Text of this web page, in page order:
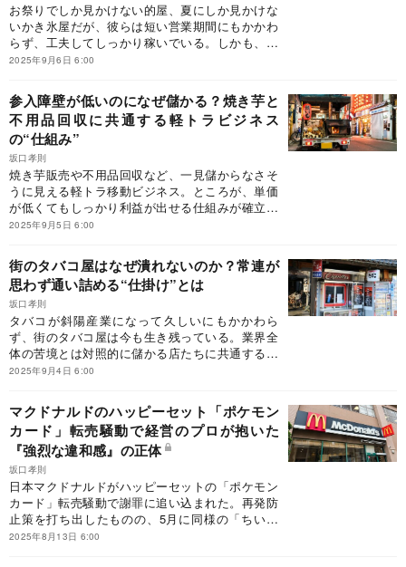
お祭りでしか見かけない的屋、夏にしか見かけな
いかき氷屋だが、彼らは短い営業期間にもかかわ
らず、工夫してしっかり稼いでいる。しかも、イ
ベントの減少や少子化といった逆風に直面しなが
メリットに変える、賢い稼ぎ方とは？
2025年9月6日 6:00
参入障壁が低いのになぜ儲かる？焼き芋と
不用品回収に共通する軽トラビジネス
の“仕組み”
坂口孝則
焼き芋販売や不用品回収など、一見儲からなさそ
うに見える軽トラ移動ビジネス。ところが、単価
が低くてもしっかり利益が出せる仕組みが確立さ
れていた。あなたの仕事にも応用できる、成功す
2025年9月5日 6:00
街のタバコ屋はなぜ潰れないのか？常連が
思わず通い詰める“仕掛け”とは
坂口孝則
タバコが斜陽産業になって久しいにもかかわら
ず、街のタバコ屋は今も生き残っている。業界全
体の苦境とは対照的に儲かる店たちに共通するの
は、モノを売るための考え尽くされた工夫だ。時
か？
2025年9月4日 6:00
マクドナルドのハッピーセット「ポケモン
カード」転売騒動で経営のプロが抱いた
『強烈な違和感』の正体
坂口孝則
日本マクドナルドがハッピーセットの「ポケモン
カード」転売騒動で謝罪に追い込まれた。再発防
止策を打ち出したものの、5月に同様の「ちいか
わ」騒動を起こしていたのだから、事前対策はも
2025年8月13日 6:00